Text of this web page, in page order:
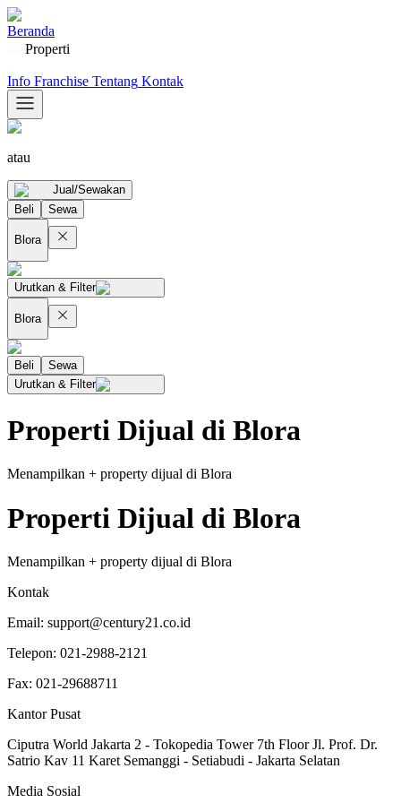
Beranda
Properti
Info Franchise Tentang Kontak
atau
Jual/Sewakan
Beli
Sewa
Blora
Urutkan & Filter
Blora
Beli
Sewa
Urutkan & Filter
Properti Dijual di Blora
Menampilkan + property dijual di Blora
Properti Dijual di Blora
Menampilkan + property dijual di Blora
Kontak
Email: support@century21.co.id
Telepon: 021-2988-2121
Fax: 021-29688711
Kantor Pusat
Ciputra World Jakarta 2 - Tokopedia Tower 7th Floor Jl. Prof. Dr.
Satrio Kav 11 Karet Semanggi - Setiabudi - Jakarta Selatan
Media Sosial